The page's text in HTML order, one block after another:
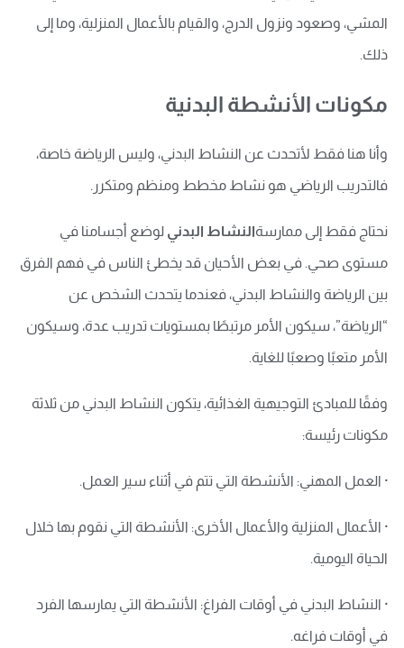
المشي، وصعود ونزول الدرج، والقيام بالأعمال المنزلية، وما إلى
ذلك.
مكونات الأنشطة البدنية
وأنا هنا فقط لأتحدث عن النشاط البدني، وليس الرياضة خاصة،
فالتدريب الرياضي هو نشاط مخطط ومنظم ومتكرر.
نحتاج فقط إلى ممارسةالنشاط البدني لوضع أجسامنا في
مستوى صحي. في بعض الأحيان قد يخطئ الناس في فهم الفرق
بين الرياضة والنشاط البدني، فعندما يتحدث الشخص عن
“الرياضة”، سيكون الأمر مرتبطًا بمستويات تدريب عدة، وسيكون
الأمر متعبًا وصعبًا للغاية.
وفقًا للمبادئ التوجيهية الغذائية، يتكون النشاط البدني من ثلاثة
مكونات رئيسة:
· العمل المهني: الأنشطة التي تتم في أثناء سير العمل.
· الأعمال المنزلية والأعمال الأخرى: الأنشطة التي نقوم بها خلال
الحياة اليومية.
· النشاط البدني في أوقات الفراغ: الأنشطة التي يمارسها الفرد
في أوقات فراغه.